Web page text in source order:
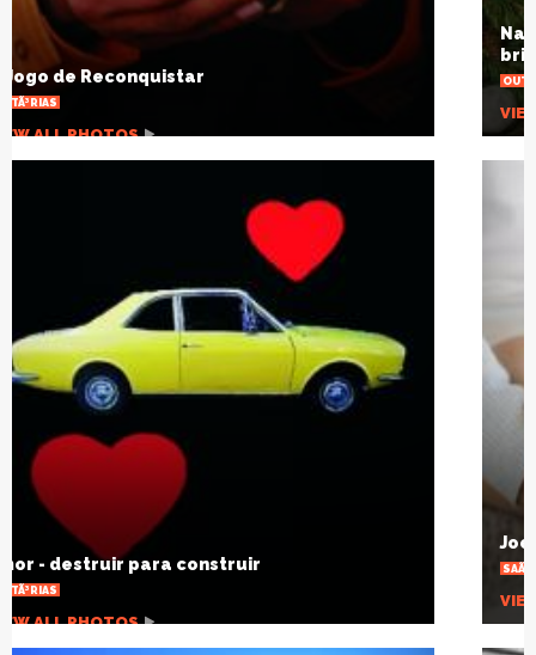
Natal SolidÃ¡rio: escola arrecadarÃ¡
brinquedos para crianÃ§as carentes
OUTRAS NOTÃ­CIAS
VIEW ALL PHOTOS
Joelho estalando, por que isso acontece?
SAÃºDE
VIEW ALL PHOTOS